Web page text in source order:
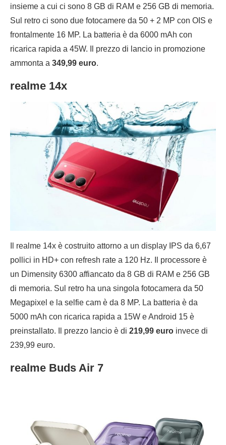
insieme a cui ci sono 8 GB di RAM e 256 GB di memoria.
Sul retro ci sono due fotocamere da 50 + 2 MP con OIS e
frontalmente 16 MP. La batteria è da 6000 mAh con
ricarica rapida a 45W. Il prezzo di lancio in promozione
ammonta a 349,99 euro.
realme 14x
Il realme 14x è costruito attorno a un display IPS da 6,67
pollici in HD+ con refresh rate a 120 Hz. Il processore è
un Dimensity 6300 affiancato da 8 GB di RAM e 256 GB
di memoria. Sul retro ha una singola fotocamera da 50
Megapixel e la selfie cam è da 8 MP. La batteria è da
5000 mAh con ricarica rapida a 15W e Android 15 è
preinstallato. Il prezzo lancio è di 219,99 euro invece di
239,99 euro.
realme Buds Air 7